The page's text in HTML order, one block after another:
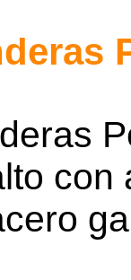
con